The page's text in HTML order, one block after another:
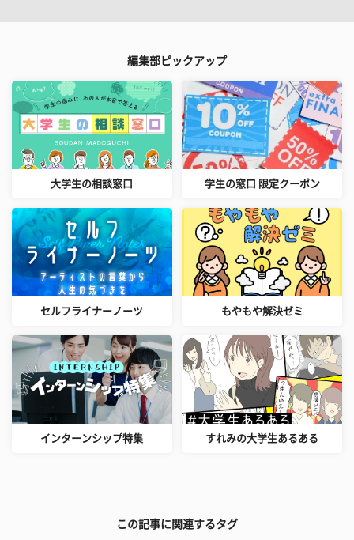
編集部ピックアップ
大学生の相談窓口 学生の窓口 限定クーポン
セルフライナーノーツ もやもや解決ゼミ
インターンシップ特集 すれみの大学生あるある
この記事に関連するタグ